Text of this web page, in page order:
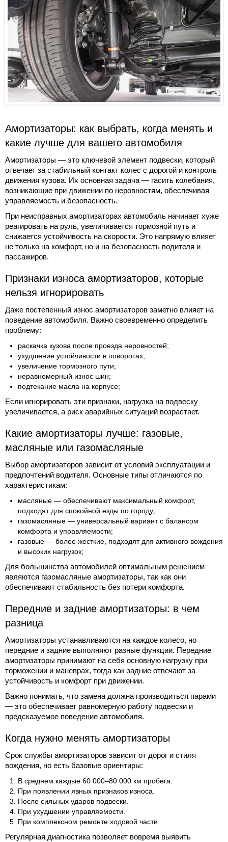
Амортизаторы: как выбрать, когда менять и
какие лучше для вашего автомобиля
Амортизаторы — это ключевой элемент подвески, который
отвечает за стабильный контакт колес с дорогой и контроль
движения кузова. Их основная задача — гасить колебания,
возникающие при движении по неровностям, обеспечивая
управляемость и безопасность.
При неисправных амортизаторах автомобиль начинает хуже
реагировать на руль, увеличивается тормозной путь и
снижается устойчивость на скорости. Это напрямую влияет
не только на комфорт, но и на безопасность водителя и
пассажиров.
Признаки износа амортизаторов, которые
нельзя игнорировать
Даже постепенный износ амортизаторов заметно влияет на
поведение автомобиля. Важно своевременно определить
проблему:
раскачка кузова после проезда неровностей;
ухудшение устойчивости в поворотах;
увеличение тормозного пути;
неравномерный износ шин;
подтекание масла на корпусе;
Если игнорировать эти признаки, нагрузка на подвеску
увеличивается, а риск аварийных ситуаций возрастает.
Какие амортизаторы лучше: газовые,
масляные или газомасляные
Выбор амортизаторов зависит от условий эксплуатации и
предпочтений водителя. Основные типы отличаются по
характеристикам:
масляные — обеспечивают максимальный комфорт,
подходят для спокойной езды по городу;
газомасляные — универсальный вариант с балансом
комфорта и управляемости;
газовые — более жесткие, подходят для активного вождения
и высоких нагрузок;
Для большинства автомобилей оптимальным решением
являются газомасляные амортизаторы, так как они
обеспечивают стабильность без потери комфорта.
Передние и задние амортизаторы: в чем
разница
Амортизаторы устанавливаются на каждое колесо, но
передние и задние выполняют разные функции. Передние
амортизаторы принимают на себя основную нагрузку при
торможении и маневрах, тогда как задние отвечают за
устойчивость и комфорт при движении.
Важно понимать, что замена должна производиться парами
— это обеспечивает равномерную работу подвески и
предсказуемое поведение автомобиля.
Когда нужно менять амортизаторы
Срок службы амортизаторов зависит от дорог и стиля
вождения, но есть базовые ориентиры:
В среднем каждые 60 000–80 000 км пробега.
При появлении явных признаков износа.
После сильных ударов подвески.
При ухудшении управляемости.
При комплексном ремонте ходовой части.
Регулярная диагностика позволяет вовремя выявить